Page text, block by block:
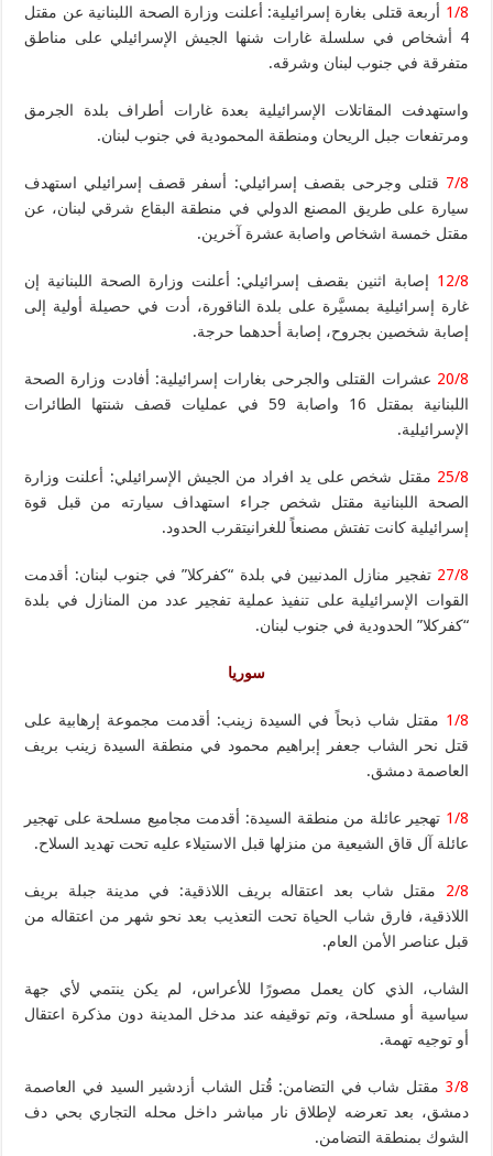
1/8 أربعة قتلى بغارة إسرائيلية: أعلنت وزارة الصحة اللبنانية عن مقتل
4 أشخاص في سلسلة غارات شنها الجيش الإسرائيلي على مناطق
متفرقة في جنوب لبنان وشرقه.
واستهدفت المقاتلات الإسرائيلية بعدة غارات أطراف بلدة الجرمق
ومرتفعات جبل الريحان ومنطقة المحمودية في جنوب لبنان.
7/8 قتلى وجرحى بقصف إسرائيلي: أسفر قصف إسرائيلي استهدف
سيارة على طريق المصنع الدولي في منطقة البقاع شرقي لبنان، عن
مقتل خمسة اشخاص واصابة عشرة آخرين.
12/8 إصابة اثنين بقصف إسرائيلي: أعلنت وزارة الصحة اللبنانية إن
غارة إسرائيلية بمسيَّرة على بلدة الناقورة، أدت في حصيلة أولية إلى
إصابة شخصين بجروح، إصابة أحدهما حرجة.
20/8 عشرات القتلى والجرحى بغارات إسرائيلية: أفادت وزارة الصحة
اللبنانية بمقتل 16 واصابة 59 في عمليات قصف شنتها الطائرات
الإسرائيلية.
25/8 مقتل شخص على يد افراد من الجيش الإسرائيلي: أعلنت وزارة
الصحة اللبنانية مقتل شخص جراء استهداف سيارته من قبل قوة
إسرائيلية كانت تفتش مصنعاً للغرانيتقرب الحدود.
27/8 تفجير منازل المدنيين في بلدة “كفركلا” في جنوب لبنان: أقدمت
القوات الإسرائيلية على تنفيذ عملية تفجير عدد من المنازل في بلدة
“كفركلا” الحدودية في جنوب لبنان.
سوريا
1/8 مقتل شاب ذبحاً في السيدة زينب: أقدمت مجموعة إرهابية على
قتل نحر الشاب جعفر إبراهيم محمود في منطقة السيدة زينب بريف
العاصمة دمشق.
1/8 تهجير عائلة من منطقة السيدة: أقدمت مجاميع مسلحة على تهجير
عائلة آل قاق الشيعية من منزلها قبل الاستيلاء عليه تحت تهديد السلاح.
2/8 مقتل شاب بعد اعتقاله بريف اللاذقية: في مدينة جبلة بريف
اللاذقية، فارق شاب الحياة تحت التعذيب بعد نحو شهر من اعتقاله من
قبل عناصر الأمن العام.
الشاب، الذي كان يعمل مصورًا للأعراس، لم يكن ينتمي لأي جهة
سياسية أو مسلحة، وتم توقيفه عند مدخل المدينة دون مذكرة اعتقال
أو توجيه تهمة.
3/8 مقتل شاب في التضامن: قُتل الشاب أزدشير السيد في العاصمة
دمشق، بعد تعرضه لإطلاق نار مباشر داخل محله التجاري بحي دف
الشوك بمنطقة التضامن.